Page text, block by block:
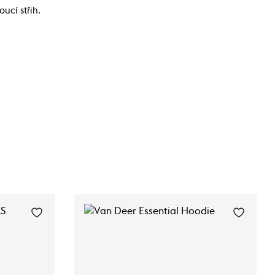
střih.